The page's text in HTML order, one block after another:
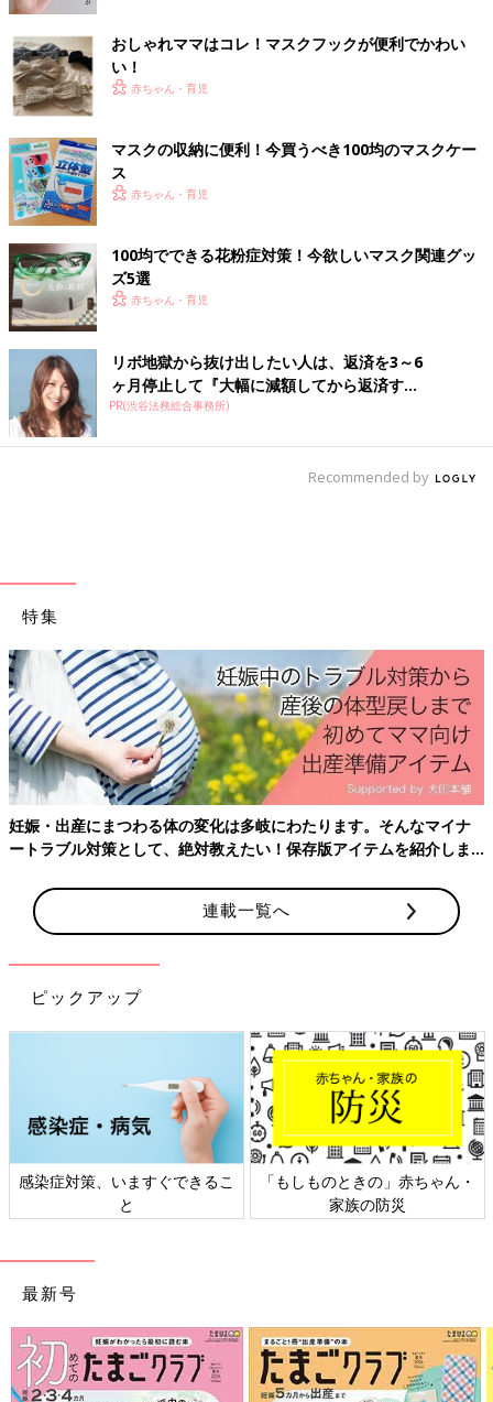
508maru0712さんは、
は、仮置きマスクケース用と予備マスク用と分けて持ち歩いても
邪魔にならないので、子どものかばんにもピッタリですよね。
置き忘れ防止に効果的！ランドセルやかばんに掛け
られるタイプ
出典：Instagramアカウント「アリーのこもの」
布小物作家「アリーのこもの」さんが娘さんにと作ったこちらの
マスクケースは、ナスカンでランドセルやかばんに付けられるタ
イプ。これなら、マスクケースやマスクをどこかに忘れてくるの
を防止できて便利ですよね。かばんのかわいいアクセントにもな
って◎！
人気のマスクホルダーはお子さんとのハンドメイド
出典：Instagramアカウント「studio EN」
studio ENさんも人気の「シャカシャカマスクホルダー」を手作
り。ケースに入れるフレークやリボンの色を変えて、色々な好み
に合わせられるよう模索中だとか。シャカシャカマスクホルダー
は、親子のクラフトイベントなども開催されているようなので、
見かけたら参加してみるのもよいですね。
おしゃれママはコレ！マスクフックが便利でかわい
い！
赤ちゃん・育児
マスクの収納に便利！今買うべき100均のマスクケー
ス
赤ちゃん・育児
100均でできる花粉症対策！今欲しいマスク関連グッ
ズ5選
赤ちゃん・育児
リボ地獄から抜け出したい人は、返済を3～6
ヶ月停止して『大幅に減額してから返済す...
PR(渋谷法務総合事務所)
Recommended by
特集
妊娠・出産にまつわる体の変化は多岐にわたります。そんなマイナ
ートラブル対策として、絶対教えたい！保存版アイテムを紹介しま
連載一覧へ
ピックアップ
感染症対策、いますぐできるこ
と
「もしものときの」赤ちゃん・
家族の防災
最新号